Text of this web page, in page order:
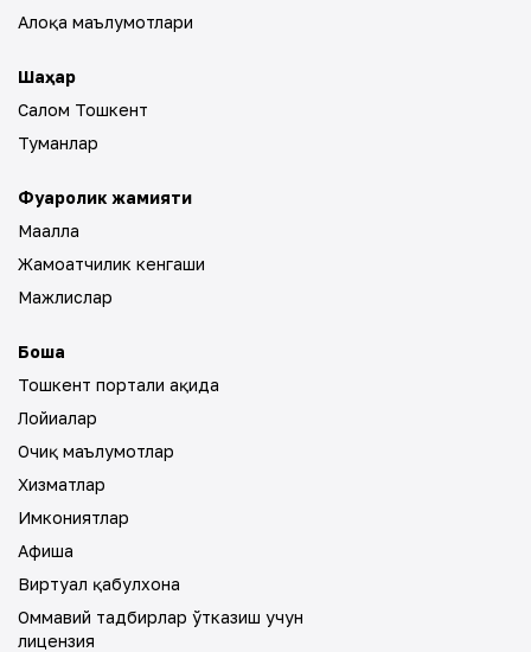
Алоқа маълумотлари
Шаҳар
Салом Тошкент
Туманлар
Фуқаролик жамияти
Маҳалла
Жамоатчилик кенгаши
Мажлислар
Бошқа
Тошкент портали ҳақида
Лойиҳалар
Очиқ маълумотлар
Хизматлар
Имкониятлар
Афиша
Виртуал қабулхона
Оммавий тадбирлар ўтказиш учун
лицензия